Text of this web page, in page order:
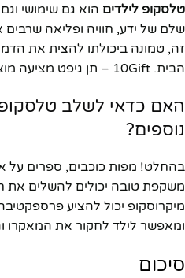
טלסקופ לילדים הוא גם שימושי
שלם של ידע, חוויה ופליאה שרבים
זה, טמונה ביכולתו להצית את
הבית. 10Gift – תן גיפט מציעה מוצרים המשלבים בין שניהם.
האם כדאי לשלב טלסקופ
נוספים?
בהחלט! מפות כוכבים, ספרים על
משקפת טובה יכולים להשלים את
מיקרוסקופ יכול להציע
ומאפשר לילד לחקור את המאקרו
סיכום